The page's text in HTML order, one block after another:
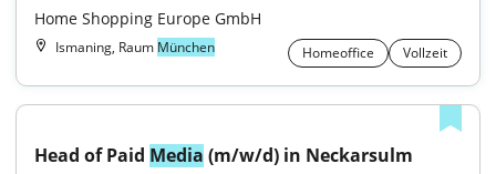
Home Shopping Europe GmbH
Ismaning, Raum München Homeoffice Vollzeit
Head of Paid Media (m/w/d) in Neckarsulm